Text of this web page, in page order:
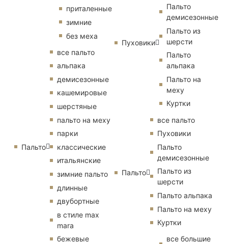
приталенные
зимние
без меха
Пальто
все пальто
альпака
демисезонные
кашемировые
шерстяные
пальто на меху
парки
классические
итальянские
зимние пальто
длинные
двубортные
в стиле max
mara
бежевые
Пуховики
Пальто
демисезонные
Пальто из
шерсти
Пальто
альпака
Пальто на
меху
Куртки
Пальто
все пальто
Пуховики
Пальто
демисезонные
Пальто из
шерсти
Пальто альпака
Пальто на меху
Куртки
все большие